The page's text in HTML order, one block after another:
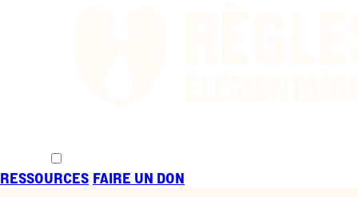
RESSOURCES FAIRE UN DON
LES